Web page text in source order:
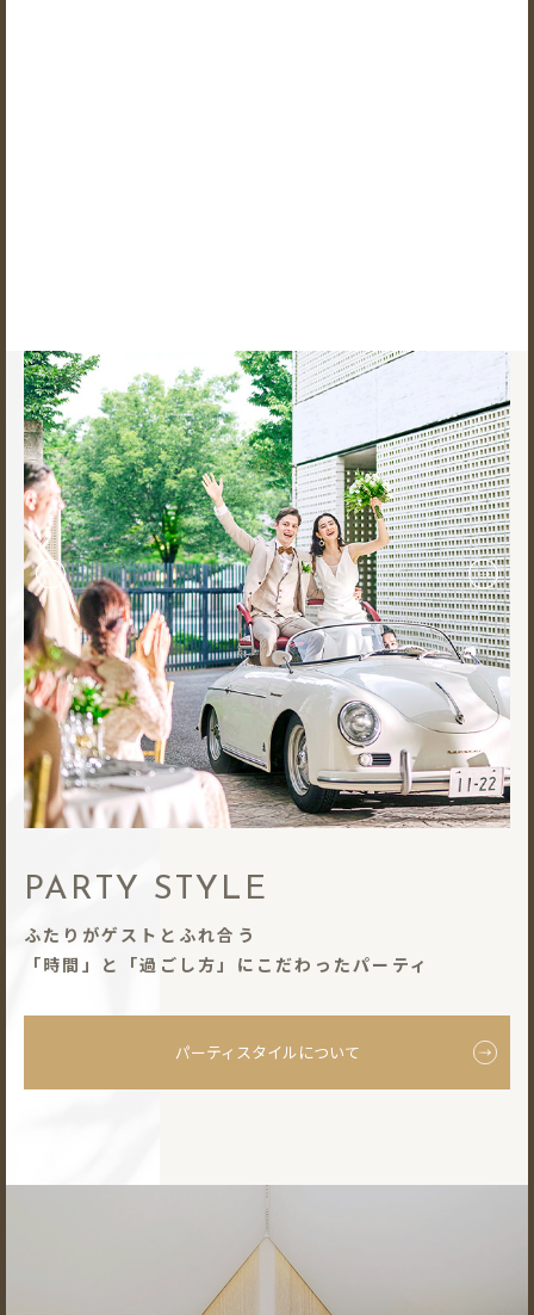
PARTY STYLE
ふたりがゲストとふれ合う
「時間」と「過ごし⽅」にこだわったパーティ
パーティスタイルについて